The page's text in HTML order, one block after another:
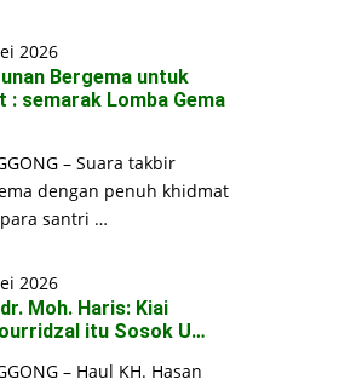
2026
Bergema untuk
: semarak Lomba Gema
– Suara takbir
dengan penuh khidmat
santri …
2026
Moh. Haris: Kiai
itu Sosok U…
– Haul KH. Hasan